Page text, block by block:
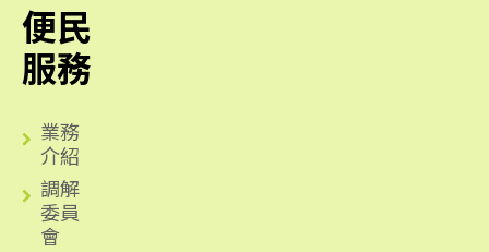
便民
服務
業務
介紹
調解
委員
會